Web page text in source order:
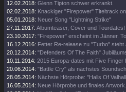
12.02.2018: Glenn Tipton schwer erkrankt.
02.02.2018: Knackiger "Firepower" Titeltrack
05.01.2018: Neuer Song "Lightning Strike"
27.11.2017: Albumteaser, Cover und Tourdates!
23.10.2017: "Firepower" erscheint im Jänner.
16.12.2016: Fetter Re-release zu "Turbo" steht
20.12.2014: "Defenders Of The Faith"
10.11.2014: 2015 Europa-dates mit Five Finger
20.06.2014: "Battle Cry" als nächstes
28.05.2014: Nächste Hörprobe: "Halls Of
16.05.2014: Neue Hörprobe und finales Artwork.